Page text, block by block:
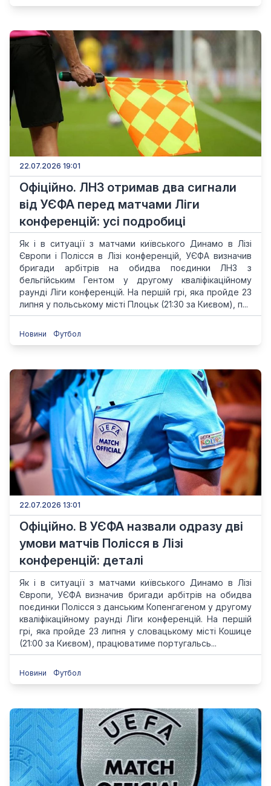
22.07.2026 19:01
Офіційно. ЛНЗ отримав два сигнали
від УЄФА перед матчами Ліги
конференцій: усі подробиці
Як і в ситуації з матчами київського Динамо в Лізі
Європи і Полісся в Лізі конференцій, УЄФА визначив
бригади арбітрів на обидва поєдинки ЛНЗ з
бельгійським Гентом у другому кваліфікаційному
раунді Ліги конференцій. На першій грі, яка пройде 23
липня у польському місті Плоцьк (21:30 за Києвом), п...
Новини Футбол
22.07.2026 13:01
Офіційно. В УЄФА назвали одразу дві
умови матчів Полісся в Лізі
конференцій: деталі
Як і в ситуації з матчами київського Динамо в Лізі
Європи, УЄФА визначив бригади арбітрів на обидва
поєдинки Полісся з данським Копенгагеном у другому
кваліфікаційному раунді Ліги конференцій. На першій
грі, яка пройде 23 липня у словацькому місті Кошице
(21:00 за Києвом), працюватиме португальсь...
Новини Футбол